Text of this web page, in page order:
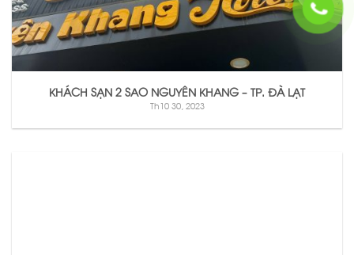
KHÁCH SẠN 2 SAO NGUYÊN KHANG – TP. ĐÀ LẠT
Th10 30, 2023